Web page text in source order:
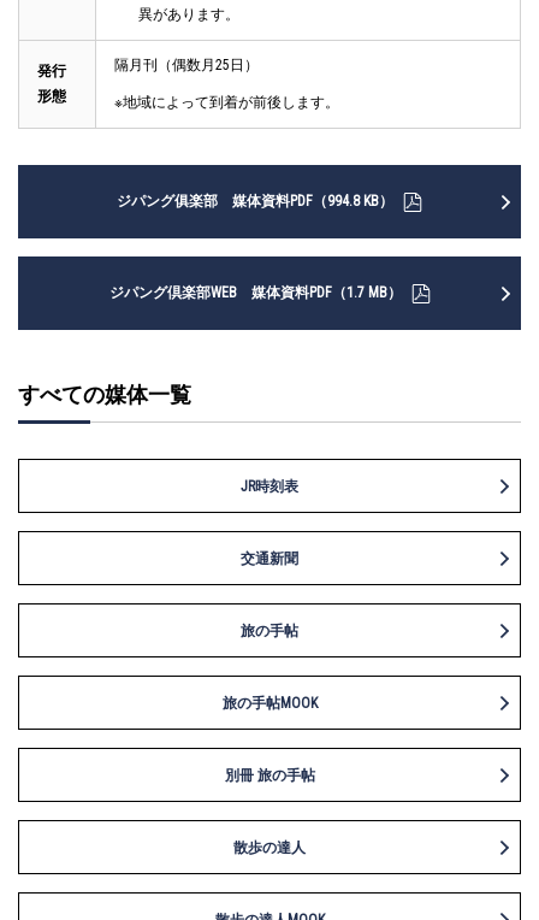
異があります。
発行
形態
隔月刊（偶数月25日）
※地域によって到着が前後します。
ジパング俱楽部 媒体資料PDF（994.8 KB）
ジパング倶楽部WEB 媒体資料PDF（1.7 MB）
すべての媒体一覧
JR時刻表
交通新聞
旅の手帖
旅の手帖MOOK
別冊 旅の手帖
散歩の達人